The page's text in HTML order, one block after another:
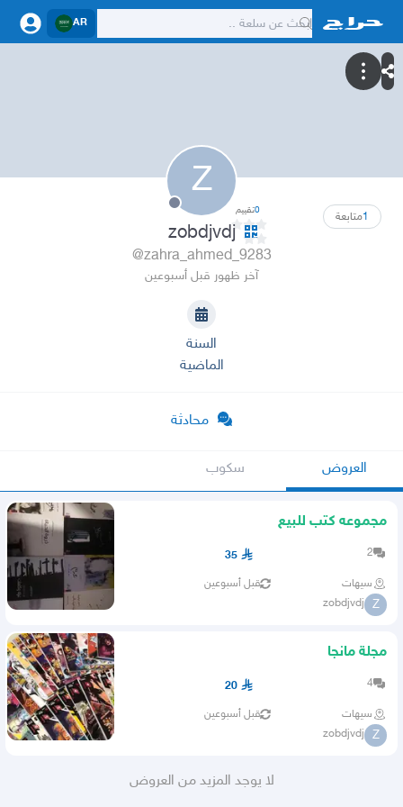
AR
Z
1متابعة 0تقييم
zobdjvdj
@zahra_ahmed_9283
آخر ظهور قبل أسبوعين
السنة
الماضية
محادثة
العروض سكوب
مجموعه كتب للبيع
2
35
سيهات قبل أسبوعين
Z
zobdjvdj
مجلة مانجا
4
20
سيهات قبل أسبوعين
Z
zobdjvdj
لا يوجد المزيد من العروض